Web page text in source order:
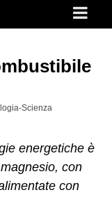
Scienza
energetiche è
con
con